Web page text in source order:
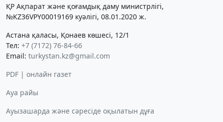
ҚР Ақпарат және қоғамдық даму министрлігі,
№KZ36VPY00019169 куәлігі, 08.01.2020 ж.
Астана қаласы, Қонаев көшесі, 12/1
Тел: +7 (7172) 76-84-66
Email: turkystan.kz@gmail.com
PDF | онлайн газет
Ауа райы
Ауызашарда және сәресіде оқылатын дұға